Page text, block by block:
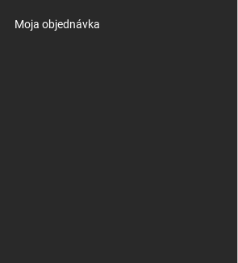
Moja objednávka